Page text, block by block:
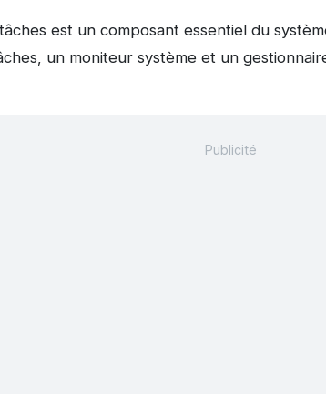
est un composant essentiel du
un moniteur système et un